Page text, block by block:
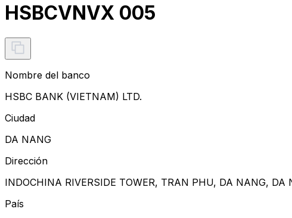
HSBCVNVX 005
Nombre del banco
HSBC BANK (VIETNAM) LTD.
Ciudad
DA NANG
Dirección
INDOCHINA RIVERSIDE TOWER, TRAN PHU, DA NANG, DA
País